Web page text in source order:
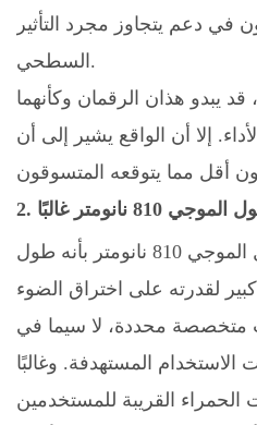
في دعم يتجاوز مجرد التأثير
السطحي.
قد يبدو هذان الرقمان وكأنهما
إلا أن الواقع يشير إلى أن
نانومتر غالبًا
تصف بعض المصادر الطول الموجي 810 نانومتر بأنه طول
لقدرته على اختراق الضوء
متخصصة محددة، لا سيما في
الاستخدام المستهدفة. وغالبًا
القريبة للمستخدمين